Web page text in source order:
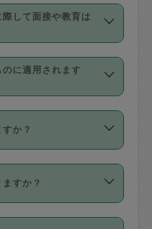
。
変更することが可
個別にタスカジさ
調整してくださ
越えての調整はで
損害保険の対象外
のプロフィールで
業や危険作業、屋
す。
経験をお持ちの
いった資格者で保
ストランで料理関
ていた方、日本で
や英語の先生とし
ィリピン出身の
グラウンドの方が
様々です。
して面接や教育は
局との面接と説明
後、身分証明書の
いています。外国
カジさんトレーニ
フトレーニングの
、合格したタスカ
ます。
に適用されます
との間でタスカジ
時間内での作業に
囲は、掃除、洗
したり、人にけが
対象で、補償金額
か？
に3日後（72時間
可能となっていま
すか？
下の2種類がありま